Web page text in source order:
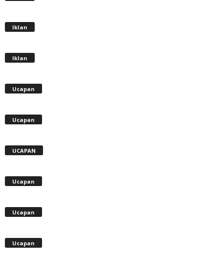
Iklan
Iklan
Ucapan
Ucapan
UCAPAN
Ucapan
Ucapan
Ucapan